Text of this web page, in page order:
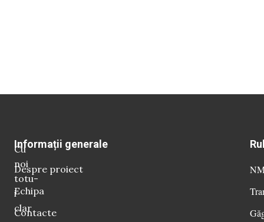
Cu
noi
totu-
i
clar
Informații generale
Despre proiect
Echipa
Contacte